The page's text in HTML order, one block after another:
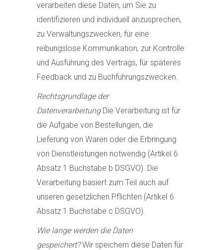
verarbeiten diese Daten, um Sie zu
identifizieren und individuell anzusprechen,
zu Verwaltungszwecken, für eine
reibungslose Kommunikation, zur Kontrolle
und Ausführung des Vertrags, für späteres
Feedback und zu Buchführungszwecken.
Rechtsgrundlage der
DatenverarbeitungDie Verarbeitung ist für
die Aufgabe von Bestellungen, die
Lieferung von Waren oder die Erbringung
von Dienstleistungen notwendig (Artikel 6
Absatz 1 Buchstabe b DSGVO). Die
Verarbeitung basiert zum Teil auch auf
unseren gesetzlichen Pflichten (Artikel 6
Absatz 1 Buchstabe c DSGVO).
Wie lange werden die Daten
gespeichert?Wir speichern diese Daten für